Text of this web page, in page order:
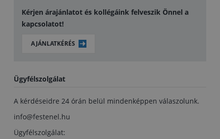
Kérjen árajánlatot és kollégáink felveszik Önnel a
kapcsolatot!
AJÁNLATKÉRÉS
Ügyfélszolgálat
A kérdéseidre 24 órán belül mindenképpen válaszolunk.
info@festenel.hu
Ügyfélszolgálat: